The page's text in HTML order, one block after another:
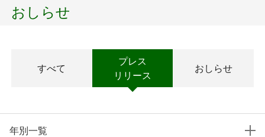
トップページ
経営理念
おしらせ
すべて
プレス
リリース
おしらせ
年別一覧